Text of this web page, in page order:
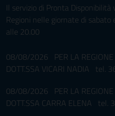
Il servizio di Pronta
Regioni nelle giornate di
alle 20.00
08/08/2026 PER LA REGIONE
DOTT.SSA VICARI NADIA tel.
08/08/2026 PER LA REGIONE
DOTT.SSA CARRA ELENA tel.